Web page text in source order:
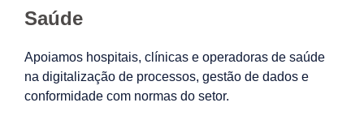
Saúde
Apoiamos hospitais, clínicas e operadoras de saúde
na digitalização de processos, gestão de dados e
conformidade com normas do setor.